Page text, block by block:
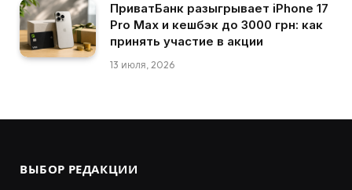
ПриватБанк разыгрывает iPhone 17
Pro Max и кешбэк до 3000 грн: как
принять участие в акции
13 июля, 2026
ВЫБОР РЕДАКЦИИ